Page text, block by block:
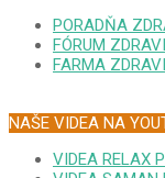
PORADŇA
FÓRUM
FARMA
NAŠE VIDEA NA
VIDEA RELAX